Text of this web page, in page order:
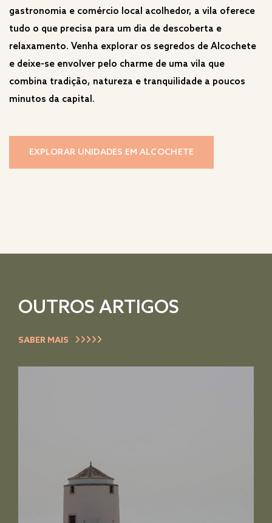
gastronomia e comércio local acolhedor, a vila oferece
tudo o que precisa para um dia de descoberta e
relaxamento. Venha explorar os segredos de Alcochete
e deixe-se envolver pelo charme de uma vila que
combina tradição, natureza e tranquilidade a poucos
minutos da capital.
EXPLORAR UNIDADES EM ALCOCHETE
OUTROS ARTIGOS
SABER MAIS